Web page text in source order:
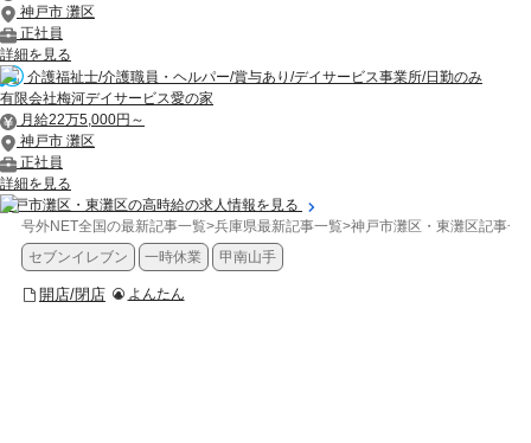
神戸市 灘区
正社員
詳細を見る
介護福祉士/介護職員・ヘルパー/賞与あり/デイサービス事業所/日勤のみ
有限会社梅河デイサービス愛の家
月給22万5,000円～
神戸市 灘区
正社員
詳細を見る
神戸市灘区・東灘区の高時給の求人情報を見る
号外NET全国の最新記事一覧>兵庫県最新記事一覧>神戸市灘区・東灘区記事一
セブンイレブン
一時休業 甲南山手
開店/閉店 よんたん